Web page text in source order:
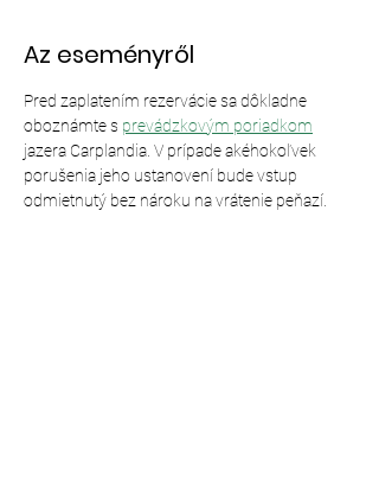
Az eseményről
Pred zaplatením rezervácie sa dôkladne
oboznámte s prevádzkovým poriadkom
jazera Carplandia. V prípade akéhokoľvek
porušenia jeho ustanovení bude vstup
odmietnutý bez nároku na vrátenie peňazí.